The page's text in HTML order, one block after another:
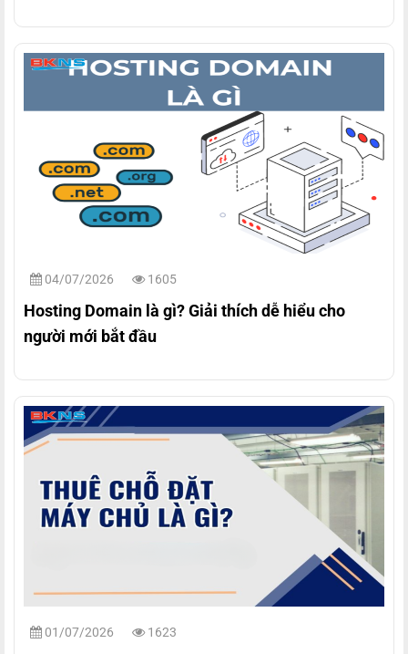
04/07/2026 1605
Hosting Domain là gì? Giải thích dễ hiểu cho
người mới bắt đầu
01/07/2026 1623